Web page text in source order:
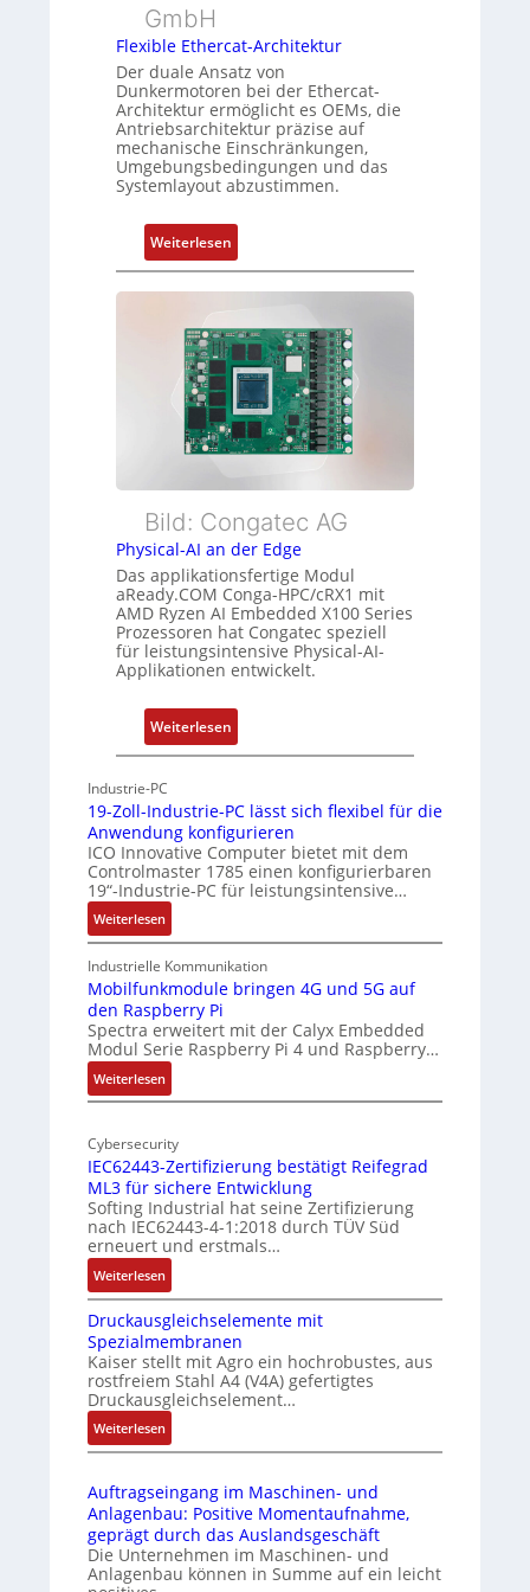
n
d
Z
u
s
n
ü
b
e
r
w
a
u
n
g
s
o
r
g
t
f
r
e
r
L
e
s
t
g
GmbH
Flexible Ethercat-Architektur
Der duale Ansatz von
Dunkermotoren bei der Ethercat-
Architektur ermöglicht es OEMs, die
Antriebsarchitektur präzise auf
mechanische Einschränkungen,
Umgebungsbedingungen und das
Systemlayout abzustimmen.
Weiterlesen
F
l
x
i
l
e
t
h
e
c
a
t
-
r
c
h
t
e
k
t
r
Bild: Congatec AG
Physical-AI an der Edge
Das applikationsfertige Modul
aReady.COM Conga-HPC/cRX1 mit
AMD Ryzen AI Embedded X100 Series
Prozessoren hat Congatec speziell
für leistungsintensive Physical-AI-
Applikationen entwickelt.
Weiterlesen
P
s
i
c
a
-
A
I
a
n
e
d
g
e
Industrie-PC
19-Zoll-Industrie-PC lässt sich flexibel für die
Anwendung konfigurieren
ICO Innovative Computer bietet mit dem
Controlmaster 1785 einen konfigurierbaren
19“-Industrie-PC für leistungsintensive…
Weiterlesen:
1
9
-
Z
o
l
l
-
n
d
u
s
t
r
i
e
-
P
C
l
ä
s
s
s
i
c
h
Industrielle Kommunikation
Mobilfunkmodule bringen 4G und 5G auf
den Raspberry Pi
Spectra erweitert mit der Calyx Embedded
Modul Serie Raspberry Pi 4 und Raspberry…
Weiterlesen:
M
b
i
l
f
u
n
k
m
o
d
u
l
e
b
r
i
n
e
n
Cybersecurity
IEC62443-Zertifizierung bestätigt Reifegrad
ML3 für sichere Entwicklung
Softing Industrial hat seine Zertifizierung
nach IEC62443-4-1:2018 durch TÜV Süd
erneuert und erstmals…
Weiterlesen:
I
E
C
6
2
4
4
3
Z
e
r
t
Druckausgleichselemente mit
Spezialmembranen
Kaiser stellt mit Agro ein hochrobustes, aus
rostfreiem Stahl A4 (V4A) gefertigtes
Druckausgleichselement…
Weiterlesen:
D
u
c
k
a
u
Auftragseingang im Maschinen- und
Anlagenbau: Positive Momentaufnahme,
geprägt durch das Auslandsgeschäft
Die Unternehmen im Maschinen- und
Anlagenbau können in Summe auf ein leicht